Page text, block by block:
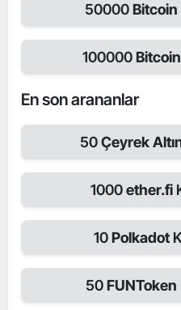
50000Bitcoin
100000Bitcoin
En son arananlar
50Çeyrek
1000ether.fi
10Polkadot
50FUNToken